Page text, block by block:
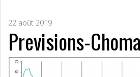
22 août 2019
Previsions-